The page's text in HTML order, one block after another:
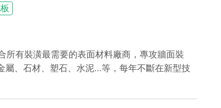
所有裝潢最需要的表面材料廠商，專攻牆面裝
、石材、塑石、水泥...等，每年不斷在新型技